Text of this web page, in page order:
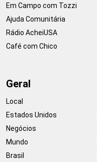
Em Campo com Tozzi
Ajuda Comunitária
Rádio AcheiUSA
Café com Chico
Geral
Local
Estados Unidos
Negócios
Mundo
Brasil